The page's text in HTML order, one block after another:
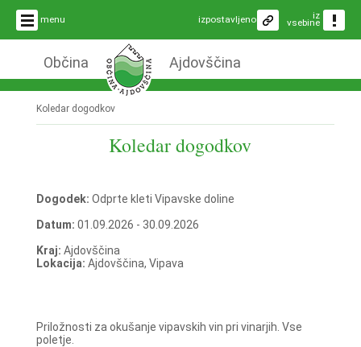
menu iz
vsebine
izpostavljeno
Občina Ajdovščina
Koledar dogodkov
Koledar dogodkov
Dogodek: Odprte kleti Vipavske doline
Datum: 01.09.2026 - 30.09.2026
Kraj: Ajdovščina
Lokacija: Ajdovščina, Vipava
Priložnosti za okušanje vipavskih vin pri vinarjih. Vse
poletje.